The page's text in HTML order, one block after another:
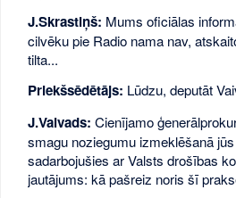
J.Skrastiņš: Mums oficiālas
cilvēku pie Radio nama nav,
tilta...
Priekšsēdētājs: Lūdzu, deputāt
J.Vaivads: Cienījamo
smagu noziegumu izmeklēšanā
sadarbojušies ar Valsts drošības
jautājums: kā pašreiz noris šī